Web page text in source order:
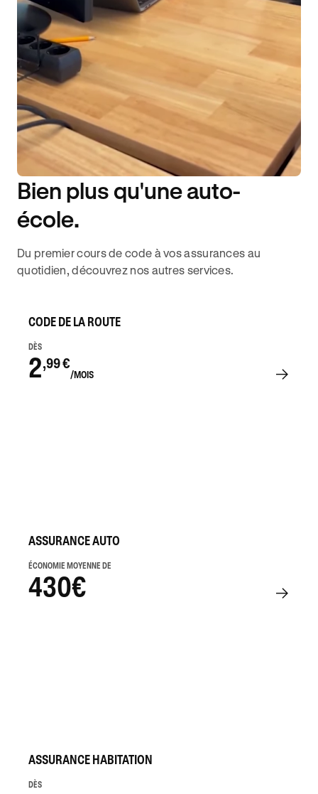
DISPONIBILITÉ 6J/7
Bien plus qu'une auto-
école.
Du premier cours de code à vos assurances au
quotidien, découvrez nos autres services.
CODE DE LA ROUTE
DÈS
2,99 €
/MOIS
ASSURANCE AUTO
ÉCONOMIE MOYENNE DE
430€
ASSURANCE HABITATION
DÈS